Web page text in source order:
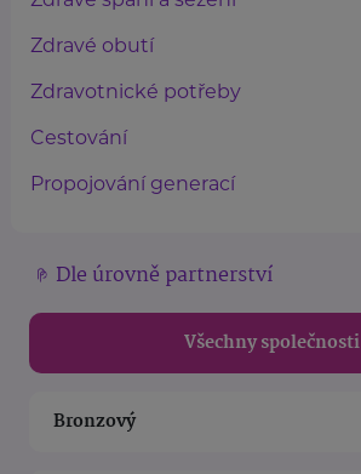
Zdravé obutí
Zdravotnické potřeby
Cestování
Propojování generací
Dle úrovně partnerství
Všechny společnosti
Bronzový